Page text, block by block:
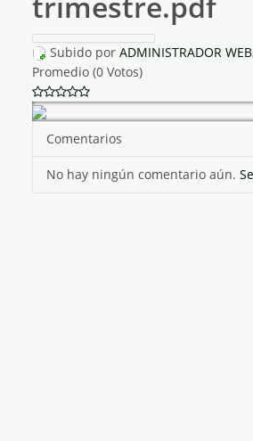
Subido por ADMINISTRADOR WEB
Promedio (0 Votos)
Comentarios
No hay ningún comentario aún.